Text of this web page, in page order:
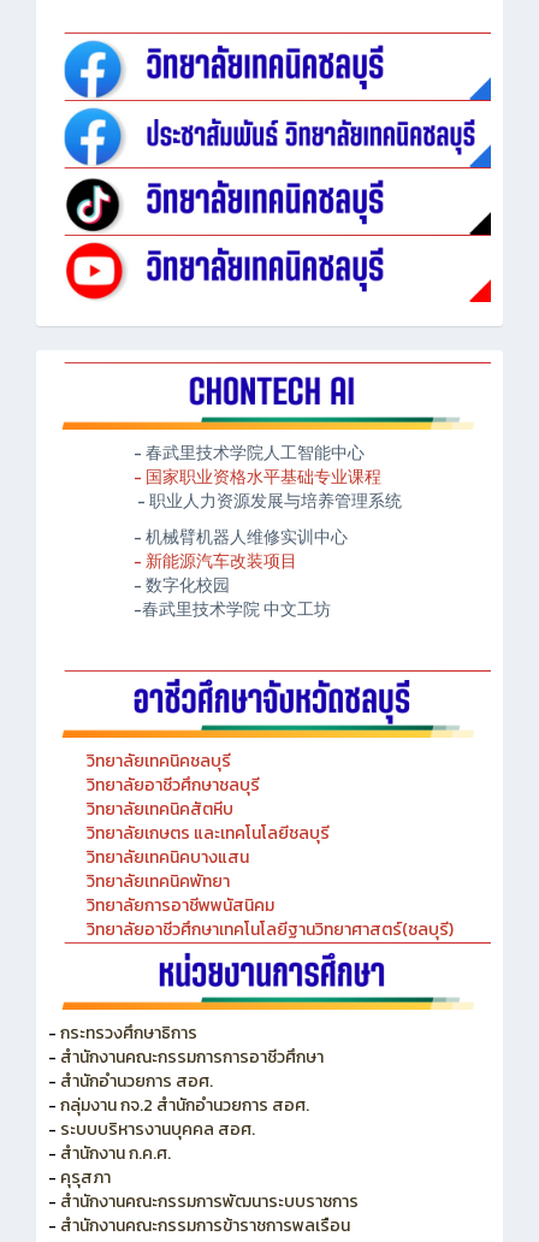
- 春武里技术学院人工智能中心
- 国家职业资格水平基础专业课程
- 职业人力资源发展与培养管理系统
- 机械臂机器人维修实训中心
- 新能源汽车改装项目
- 数字化校园
วิทยาลัยเทคนิคชลบุรี
วิทยาลัยอาชีวศึกษาชลบุรี
วิทยาลัยเทคนิคสัตหีบ
วิทยาลัยเกษตร และเทคโนโลยีชลบุรี
วิทยาลัยเทคนิคบางแสน
วิทยาลัยเทคนิคพัทยา
วิทยาลัยการอาชีพพนัสนิคม
วิทยาลัยอาชีวศึกษาเทคโนโลยีฐานวิทยาศาสตร์(ชลบุรี)
- กระทรวงศึกษาธิการ
- สำนักงานคณะกรรมการการอาชีวศึกษา
- สำนักอำนวยการ สอศ.
- กลุ่มงาน กจ.2 สำนักอำนวยการ สอศ.
- ระบบบริหารงานบุคคล สอศ.
- สำนักงาน ก.ค.ศ.
- คุรุสภา
- สำนักงานคณะกรรมการพัฒนาระบบราชการ